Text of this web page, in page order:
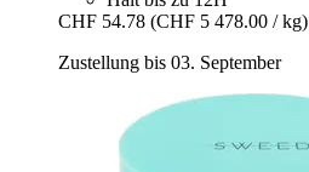
CHF 54.78 (CHF 5 478.00 / kg)
Zustellung bis 03. September